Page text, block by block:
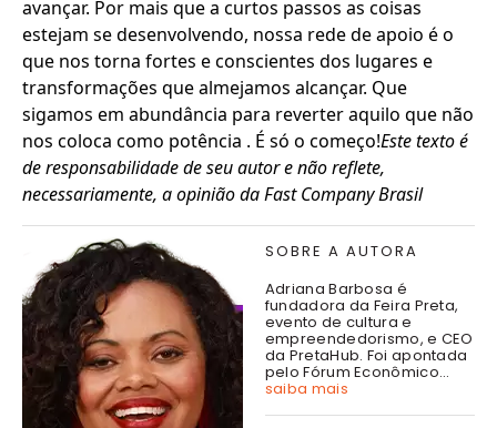
avançar. Por mais que a curtos passos as coisas
estejam se desenvolvendo, nossa rede de apoio é o
que nos torna fortes e conscientes dos lugares e
transformações que almejamos alcançar. Que
sigamos em abundância para reverter aquilo que não
nos coloca como potência . É só o começo!Este texto é
de responsabilidade de seu autor e não reflete,
necessariamente, a opinião da Fast Company Brasil
SOBRE A AUTORA
Adriana Barbosa é
fundadora da Feira Preta,
evento de cultura e
empreendedorismo, e CEO
da PretaHub. Foi apontada
pelo Fórum Econômico...
saiba mais